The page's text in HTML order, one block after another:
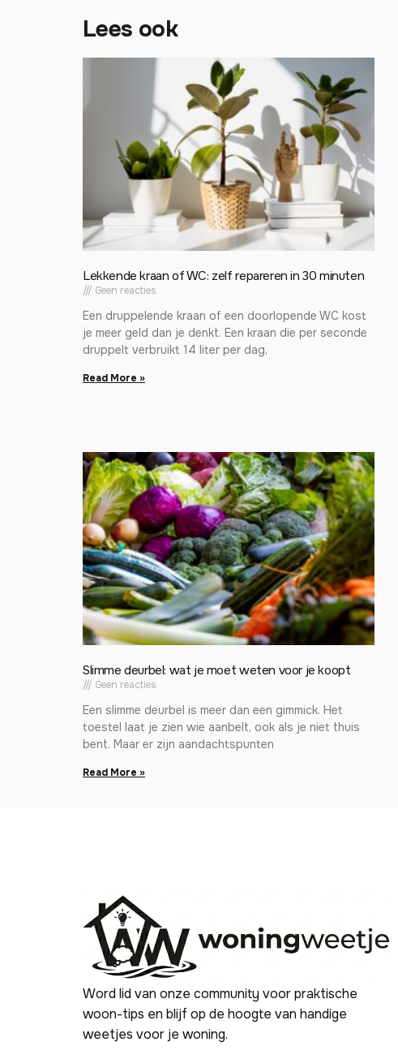
Lees ook
Lekkende kraan of WC: zelf repareren in 30 minuten
Geen reacties
Een druppelende kraan of een doorlopende WC kost
je meer geld dan je denkt. Een kraan die per seconde
druppelt verbruikt 14 liter per dag,
Read More »
Slimme deurbel: wat je moet weten voor je koopt
Geen reacties
Een slimme deurbel is meer dan een gimmick. Het
toestel laat je zien wie aanbelt, ook als je niet thuis
bent. Maar er zijn aandachtspunten
Read More »
Word lid van onze community voor praktische
woon-tips en blijf op de hoogte van handige
weetjes voor je woning.